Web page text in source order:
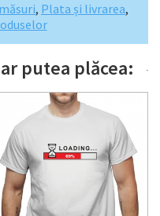
, Plata și livrarea,
putea plăcea: